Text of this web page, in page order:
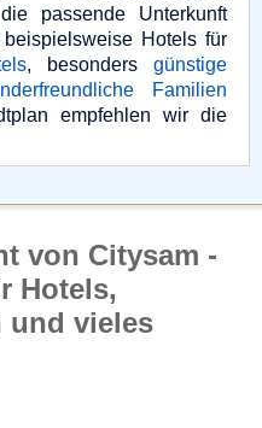
passende Unterkunft
Hotels für
, besonders günstige
Familien
empfehlen wir die
von Citysam -
Hotels,
und vieles